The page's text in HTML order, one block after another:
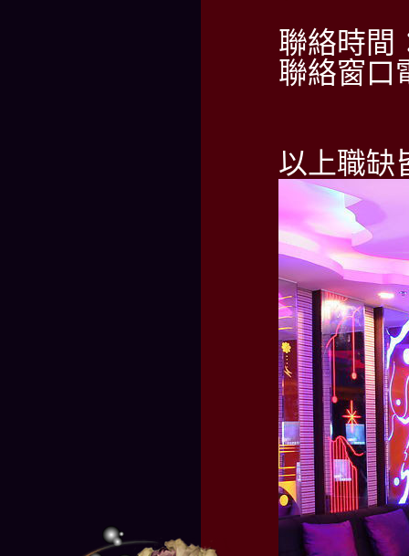
聯絡時間
聯絡窗口
以上職缺